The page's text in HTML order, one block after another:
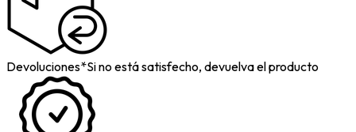
Devoluciones*Si no está satisfecho, devuelva el producto